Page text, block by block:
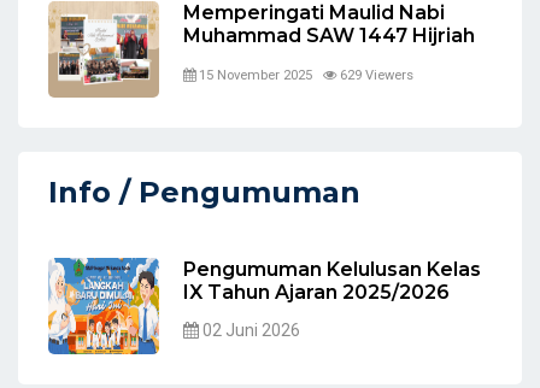
Memperingati Maulid Nabi
Muhammad SAW 1447 Hijriah
15 November 2025 629 Viewers
Info / Pengumuman
Pengumuman Kelulusan Kelas
IX Tahun Ajaran 2025/2026
02 Juni 2026